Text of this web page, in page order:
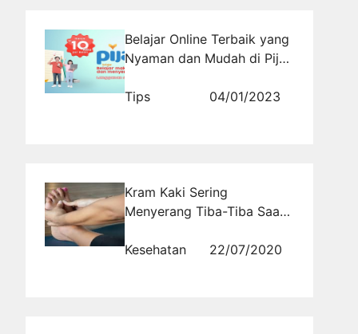
Belajar Online Terbaik yang
Nyaman dan Mudah di Pijar
Tips
04/01/2023
Kram Kaki Sering
Menyerang Tiba-Tiba Saat
Kesehatan
22/07/2020